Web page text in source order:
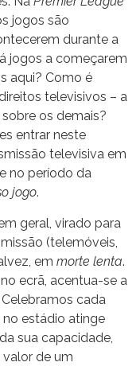
jogos são
durante a
jogos a começarem
aqui? Como é
televisivos – a
os demais?
entrar neste
televisiva em
no período da
jogo.
geral, virado para
(telemóveis,
em morte lenta.
ecrã, acentua-se a
cada
estádio atinge
sua capacidade,
valor de um